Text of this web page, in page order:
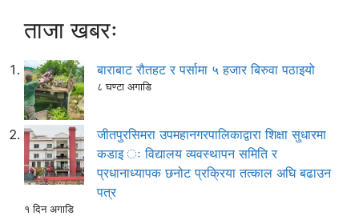
ताजा खबरः
बाराबाट रौतहट र पर्सामा ५ हजार बिरुवा पठाइयो
८ घण्टा अगाडि
जीतपुरसिमरा उपमहानगरपालिकाद्वारा शिक्षा सुधारमा
कडाइ ः विद्यालय व्यवस्थापन समिति र
प्रधानाध्यापक छनोट प्रक्रिया तत्काल अघि बढाउन
पत्र
१ दिन अगाडि